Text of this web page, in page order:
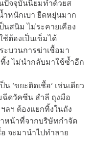
ปัจจุบันนิยมทำด้วยส
ำหนักเบา ยืดหยุ่นมาก
สนิม ไม่ระคายเคือง
ต้องเป็นเข็มได้
ะบวนการฆ่าเชื้อมา
ทิ้ง ไม่นำกลับมาใช้ซ้ำอีก
‘ขยะติดเชื้อ’ เช่นเดียว
ฉีดวัคซีน สำลี ถุงมือ
ลฯ ต้องแยกทิ้งในถัง
าหน้าที่จากบริษัทกำจัด
จะมานำไปทำลาย